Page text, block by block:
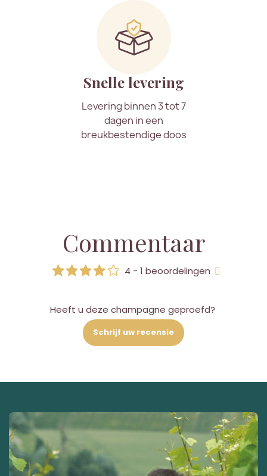
Snelle levering
Levering binnen 3 tot 7
dagen in een
breukbestendige doos
Commentaar
4 - 1 beoordelingen
Heeft u deze champagne geproefd?
Schrijf uw recensie